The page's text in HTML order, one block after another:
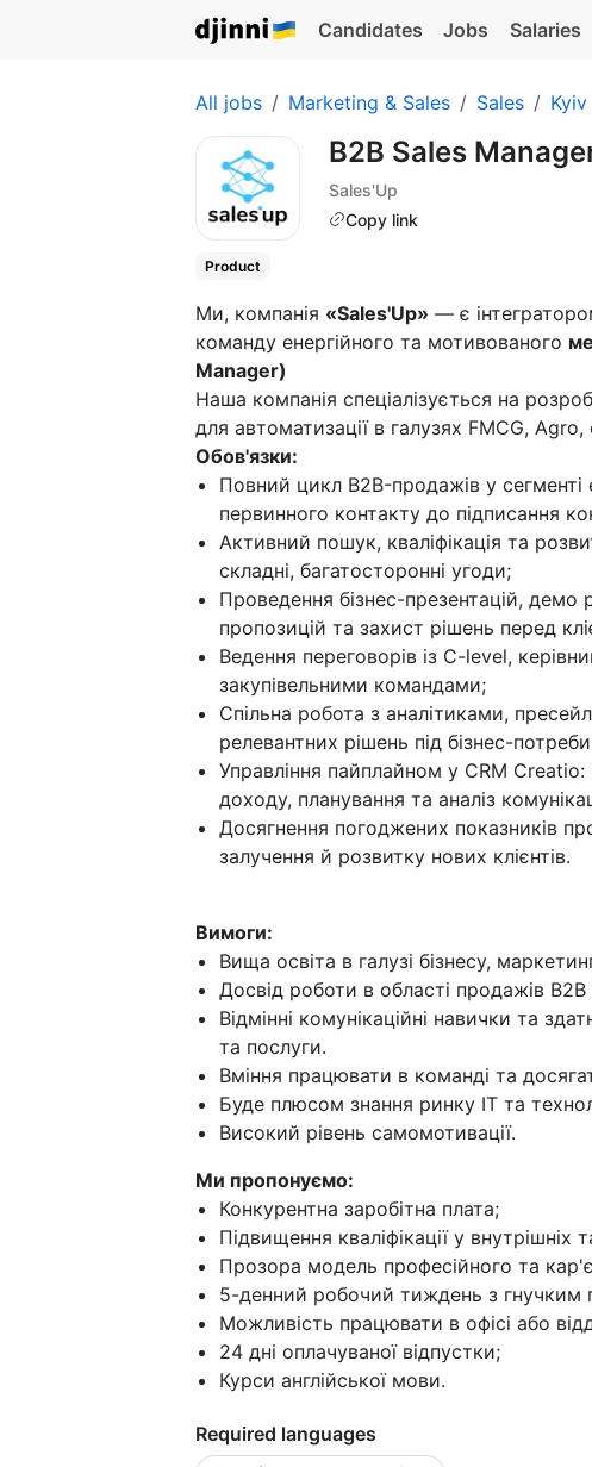
Candidates Jobs Salaries
All jobs Marketing & Sales Sales Kyiv
B2B Sales
Sales'Up
Copy link
Product
Ми, компанія «Sales'Up» — є
команду енергійного та мотивованого
Manager)
Наша компанія спеціалізується на
для автоматизації в галузях FMCG, Agro,
Обов'язки:
Повний цикл B2B-продажів у
первинного контакту до підписання
Активний пошук, кваліфікація та
складні, багатосторонні угоди;
Проведення бізнес-презентацій,
пропозицій та захист рішень перед
Ведення переговорів із C-level,
закупівельними командами;
Спільна робота з аналітиками,
релевантних рішень під бізнес-потреби
Управління пайплайном у CRM
доходу, планування та аналіз
Досягнення погоджених показників
залучення й розвитку нових клієнтів.
Вимоги:
Вища освіта в галузі бізнесу,
Досвід роботи в області продажів
Відмінні комунікаційні навички та
та послуги.
Вміння працювати в команді та
Буде плюсом знання ринку ІТ та
Високий рівень самомотивації.
Ми пропонуємо:
Конкурентна заробітна плата;
Підвищення кваліфікації у внутрішніх
Прозора модель професійного та
5-денний робочий тиждень з гнучким
Можливість працювати в офісі або
24 дні оплачуваної відпустки;
Курси англійської мови.
Required languages